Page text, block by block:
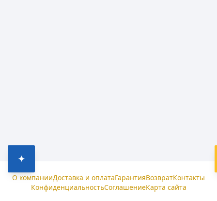
✦
О компанииДоставка и оплатаГарантияВозвратКонтакты
КонфиденциальностьСоглашениеКарта сайта